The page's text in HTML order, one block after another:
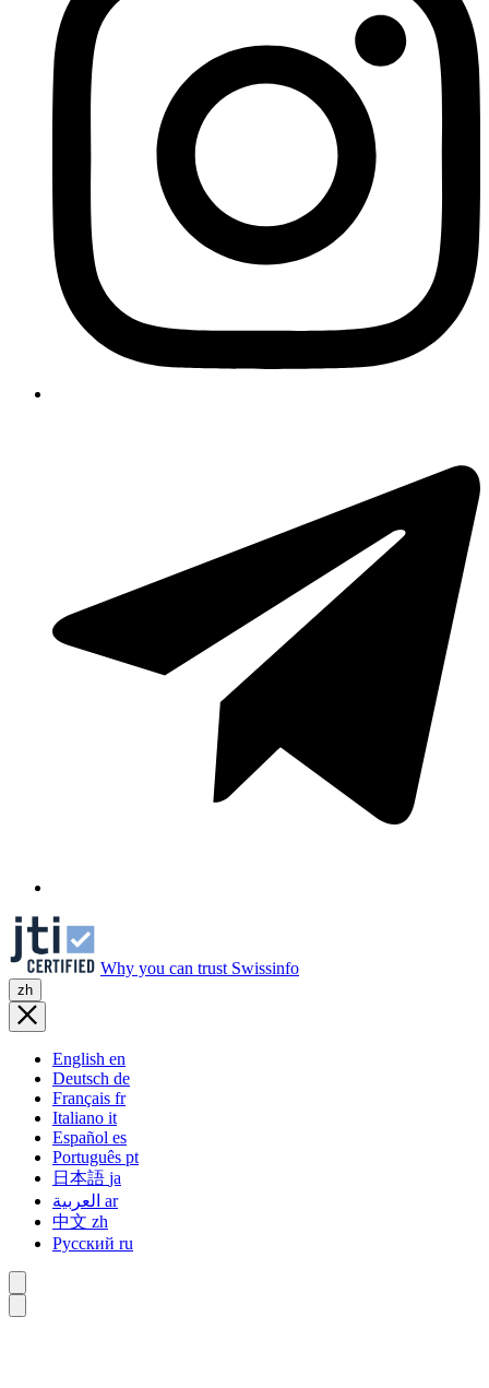
Why you can trust Swissinfo
zh
English en
Deutsch de
Français fr
Italiano it
Español es
Português pt
日本語 ja
ar
中文 zh
Русский ru